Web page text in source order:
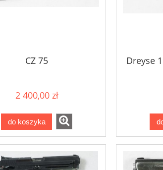
CZ 75
2 400,00 zł
do koszyka
Dreyse